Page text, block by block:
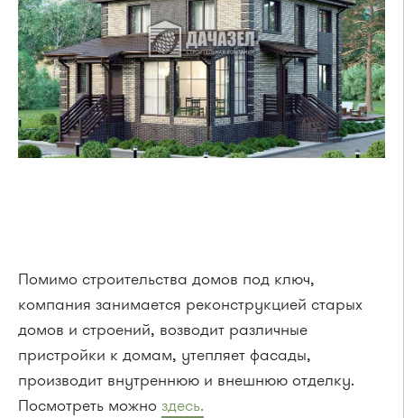
Помимо строительства домов под ключ,
компания занимается реконструкцией старых
домов и строений, возводит различные
пристройки к домам, утепляет фасады,
производит внутреннюю и внешнюю отделку.
Посмотреть можно здесь.